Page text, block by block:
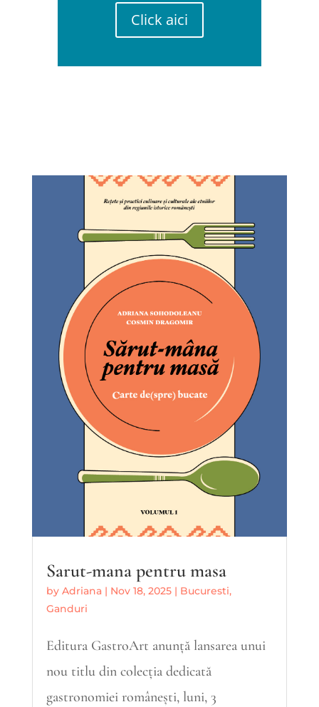
Click aici
Sarut-mana pentru masa
by Adriana| Nov 18, 2025| Bucuresti,
Ganduri
Editura GastroArt anunță lansarea unui
nou titlu din colecția dedicată
gastronomiei românești, luni, 3